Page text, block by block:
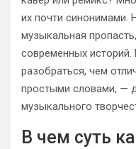
их почти
музыкальная
современных историй.
разобраться, чем
простыми словами, —
музыкального
В чем суть